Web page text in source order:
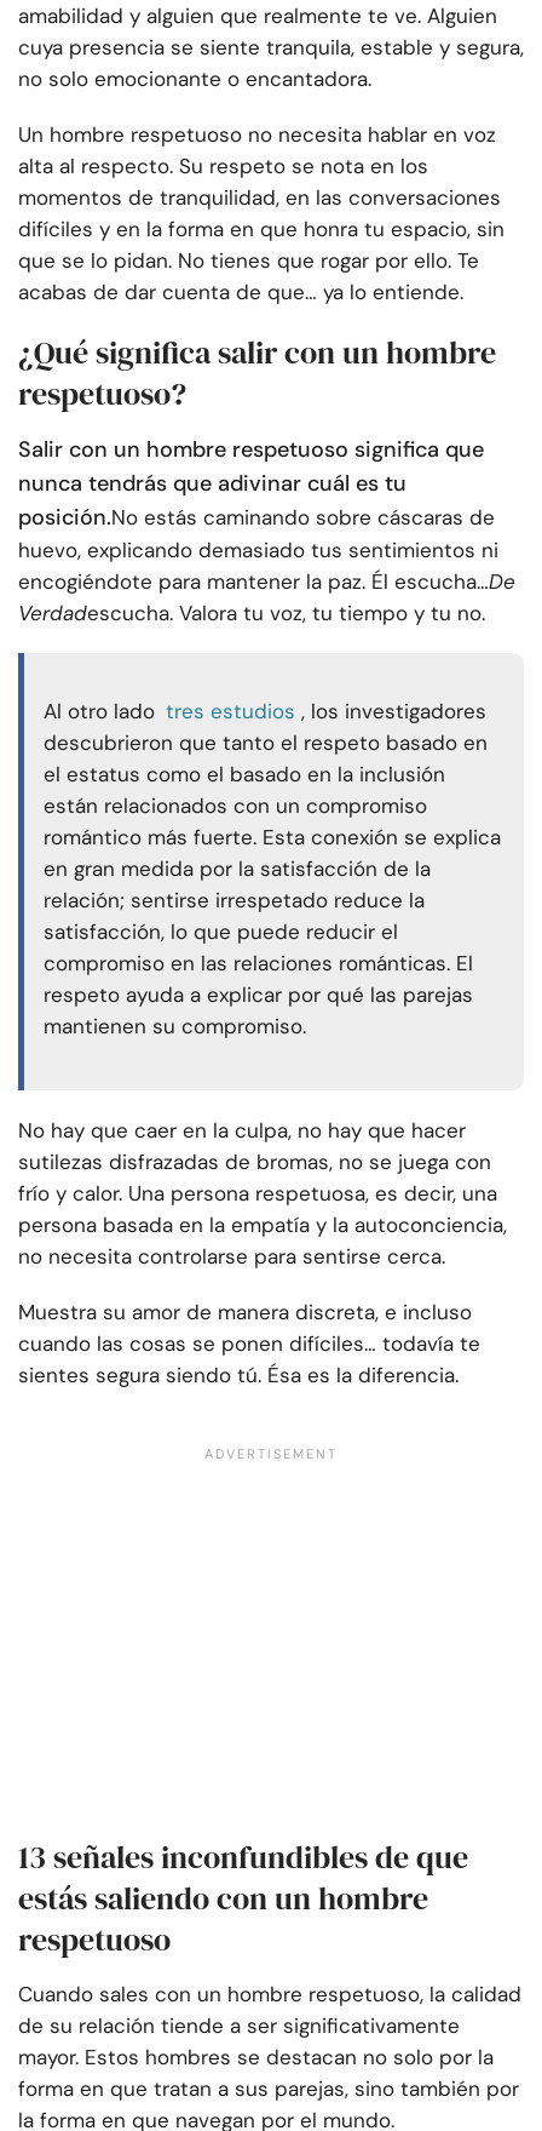
amabilidad y alguien que realmente te ve. Alguien
cuya presencia se siente tranquila, estable y segura,
no solo emocionante o encantadora.
Un hombre respetuoso no necesita hablar en voz
alta al respecto. Su respeto se nota en los
momentos de tranquilidad, en las conversaciones
difíciles y en la forma en que honra tu espacio, sin
que se lo pidan. No tienes que rogar por ello. Te
acabas de dar cuenta de que… ya lo entiende.
¿Qué significa salir con un hombre
respetuoso?
Salir con un hombre respetuoso significa que
nunca tendrás que adivinar cuál es tu
posición.No estás caminando sobre cáscaras de
huevo, explicando demasiado tus sentimientos ni
encogiéndote para mantener la paz. Él escucha…De
Verdadescucha. Valora tu voz, tu tiempo y tu no.
Al otro lado tres estudios , los investigadores
descubrieron que tanto el respeto basado en
el estatus como el basado en la inclusión
están relacionados con un compromiso
romántico más fuerte. Esta conexión se explica
en gran medida por la satisfacción de la
relación; sentirse irrespetado reduce la
satisfacción, lo que puede reducir el
compromiso en las relaciones románticas. El
respeto ayuda a explicar por qué las parejas
mantienen su compromiso.
No hay que caer en la culpa, no hay que hacer
sutilezas disfrazadas de bromas, no se juega con
frío y calor. Una persona respetuosa, es decir, una
persona basada en la empatía y la autoconciencia,
no necesita controlarse para sentirse cerca.
Muestra su amor de manera discreta, e incluso
cuando las cosas se ponen difíciles… todavía te
sientes segura siendo tú. Ésa es la diferencia.
13 señales inconfundibles de que
estás saliendo con un hombre
respetuoso
Cuando sales con un hombre respetuoso, la calidad
de su relación tiende a ser significativamente
mayor. Estos hombres se destacan no solo por la
forma en que tratan a sus parejas, sino también por
la forma en que navegan por el mundo.